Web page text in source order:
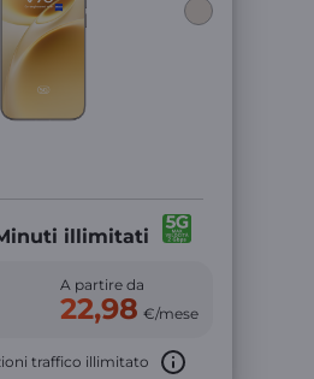
illimitati
A partire da
22,98 €/mese
traffico illimitato